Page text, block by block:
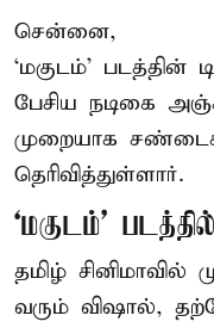
சென்னை,
‘மகுடம்’ படத்தின்
பேசிய நடிகை
முறையாக சண்டைக்
தெரிவித்துள்ளார்.
‘மகுடம்’
தமிழ்
வரும் விஷால்,